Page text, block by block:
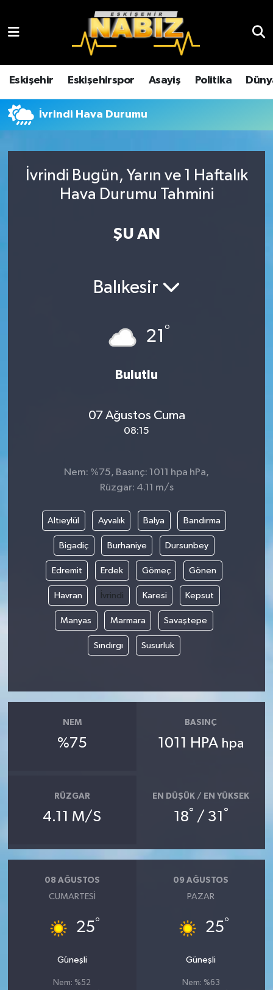
Eskişehir Eskişehirspor Asayiş Politika
İvrindi Hava Durumu
İvrindi Bugün, Yarın ve 1 Haftalık
Hava Durumu Tahmini
ŞU AN
Balıkesir
21 °
Bulutlu
07 Ağustos Cuma
08:15
Nem: %75, Basınç: 1011 hpa hPa,
Rüzgar: 4.11 m/s
Altıeylül Ayvalık Balya Bandırma
Bigadiç Burhaniye Dursunbey
Edremit Erdek Gömeç Gönen
Havran İvrindi Karesi Kepsut
Manyas Marmara Savaştepe
Sındırgı Susurluk
NEM
%75
BASINÇ
1011 HPA hpa
RÜZGAR
4.11 M/S
EN DÜŞÜK / EN YÜKSEK
18° / 31 °
08 AĞUSTOS
CUMARTESI
25°
Güneşli
Nem: %52
09 AĞUSTOS
PAZAR
25°
Güneşli
Nem: %63
Çevre
Dünya
Ekonomi
Eskişehir
Yaşam
Yurttan
Eskişehir Hava Durumu
Eskişehir Trafik Yoğunluk Haritası
TFF 3.Lig 4.Grup Puan Durumu ve Fikstür
Son Dakika Haberleri
Haber Arşivi